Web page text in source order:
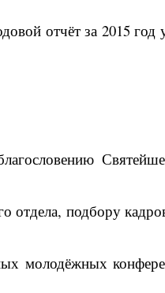
отчёт за 2015 год
отдела, подбору
молодёжных